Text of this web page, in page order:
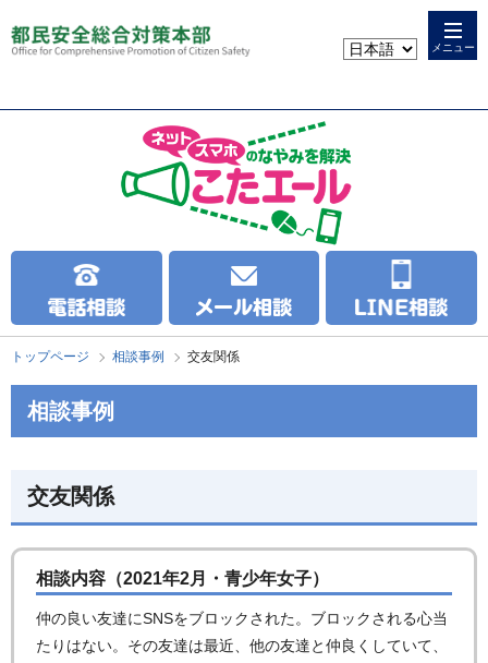
文
へ
キ
メニュー
こ
か
本
トップページ 相談事例 交友関係
相談事例
交友関係
相談内容（2021年2月・青少年女子）
仲の良い友達にSNSをブロックされた。ブロックされる心当
たりはない。その友達は最近、他の友達と仲良くしていて、